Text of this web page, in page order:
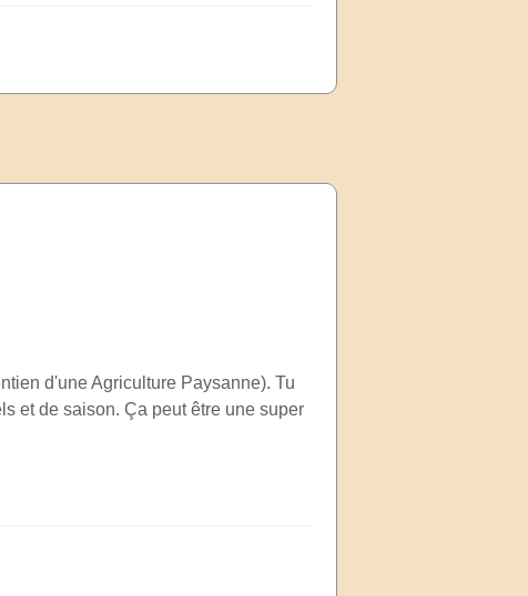
d'une Agriculture Paysanne). Tu
et de saison. Ça peut être une super